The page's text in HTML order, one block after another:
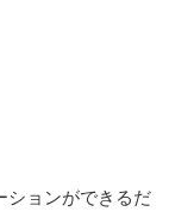
ションができるだ